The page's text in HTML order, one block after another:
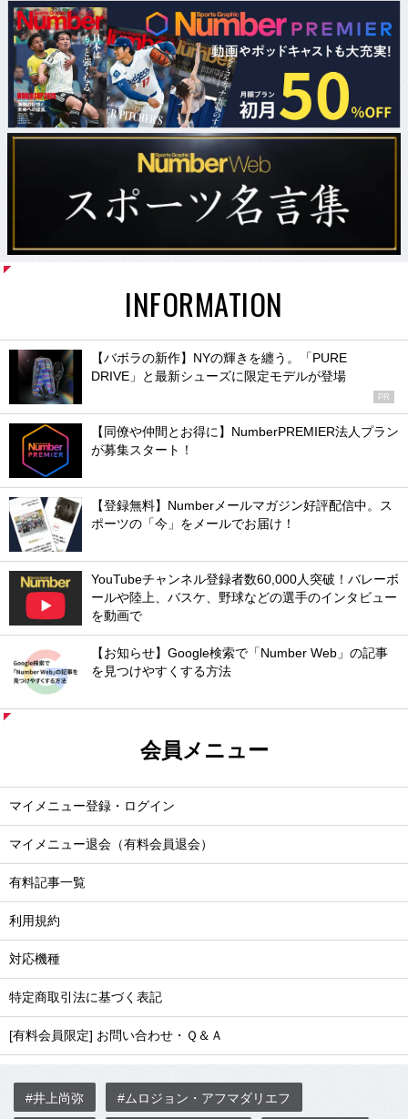
INFORMATION
【バボラの新作】NYの輝きを纏う。「PURE
DRIVE」と最新シューズに限定モデルが登場
PR
【同僚や仲間とお得に】NumberPREMIER法人プラン
が募集スタート！
【登録無料】Numberメールマガジン好評配信中。ス
ポーツの「今」をメールでお届け！
YouTubeチャンネル登録者数60,000人突破！バレーボ
ールや陸上、バスケ、野球などの選手のインタビュー
を動画で
【お知らせ】Google検索で「Number Web」の記事
を見つけやすくする方法
会員メニュー
マイメニュー登録・ログイン
マイメニュー退会（有料会員退会）
有料記事一覧
利用規約
対応機種
特定商取引法に基づく表記
[有料会員限定] お問い合わせ・Ｑ＆Ａ
#井上尚弥 #ムロジョン・アフマダリエフ